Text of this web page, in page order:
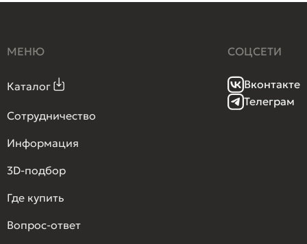
МЕНЮ
Каталог
Сотрудничество
Информация
3D-подбор
Где купить
Вопрос-ответ
СОЦСЕТИ
Вконтакте
Телеграм